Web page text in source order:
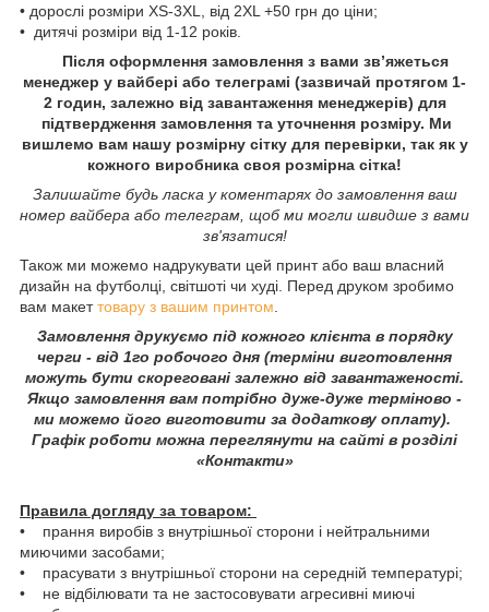
• дорослі розміри XS-3XL, від 2XL +50 грн до ціни;
• дитячі розміри від 1-12 років.
Після оформлення замовлення з вами зв’яжеться
менеджер у вайбері або телеграмі (зазвичай протягом 1-
2 годин, залежно від завантаження менеджерів) для
підтвердження замовлення та уточнення розміру. Ми
вишлемо вам нашу розмірну сітку для перевірки, так як у
кожного виробника своя розмірна сітка!
Залишайте будь ласка у коментарях до замовлення ваш
номер вайбера або телеграм, щоб ми могли швидше з вами
зв'язатися!
Також ми можемо надрукувати цей принт або ваш власний
дизайн на футболці, світшоті чи худі. Перед друком зробимо
вам макеттовару з вашим принтом
Замовлення друкуємо під кожного клієнта в порядку
черги - від 1го робочого дня (терміни виготовлення
можуть бути скореговані залежно від завантаженості.
Якщо замовлення вам потрібно дуже-дуже терміново -
ми можемо його виготовити за додаткову оплату).
Графік роботи можна переглянути на сайті в розділі
«Контакти»
Правила догляду за товаром:
• прання виробів з внутрішньої сторони і нейтральними
миючими засобами;
• прасувати з внутрішньої сторони на середній температурі;
• не відбілювати та не застосовувати агресивні миючі